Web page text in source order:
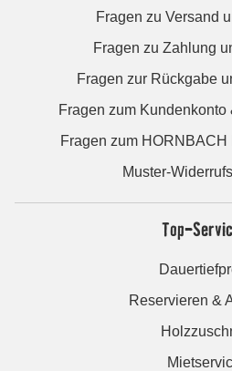
Fragen zu Versand
Fragen zu Zahlung
Fragen zur Rückgabe
Fragen zum Kundenkonto
Fragen zum HORNBACH
Muster-
Top-
Reservieren &